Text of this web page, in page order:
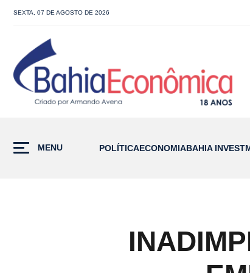
SEXTA, 07 DE AGOSTO DE 2026
MENU POLÍTICAECONOMIABAHIA INVEST